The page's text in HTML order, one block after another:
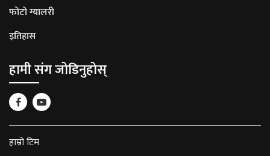
फोटो ग्यालरी
इतिहास
हामी संग जोडिनुहोस्
हाम्रो टिम